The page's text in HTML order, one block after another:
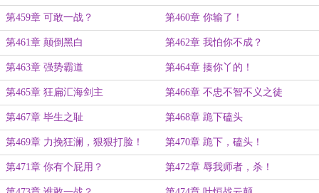
第459章 可敢一战？ 第460章 你输了！
第461章 颠倒黑白 第462章 我怕你不成？
第463章 强势霸道 第464章 揍你丫的！
第465章 狂扁汇海剑主 第466章 不忠不智不义之徒
第467章 毕生之耻 第468章 跪下磕头
第469章 力挽狂澜，狠狠打脸！ 第470章 跪下，磕头！
第471章 你有个屁用？ 第472章 辱我师者，杀！